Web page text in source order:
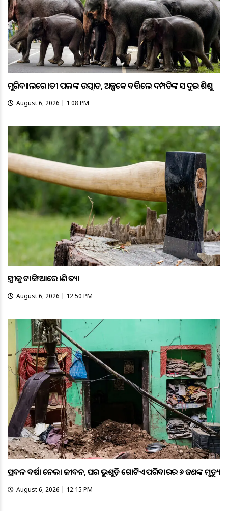
ମୁରିବାହାଲରେ ହାତୀ ପଲଙ୍କ ଉତ୍ପାତ, ଅଳ୍ପକେ ବର୍ତ୍ତିଲେ ଦମ୍ପତିଙ୍କ ସହ ଦୁଇ ଶିଶୁ
August 6, 2026 | 1:08 PM
ସ୍ତ୍ରୀକୁ ଟାଙ୍ଗିଆରେ ହାଣି ହତ୍ୟା
August 6, 2026 | 12:50 PM
ପ୍ରବଳ ବର୍ଷା ନେଲା ଜୀବନ, ଘର ଭୁଶୁଡ଼ି ଗୋଟିଏ ପରିବାରର ୬ ଜଣଙ୍କ ମୃତ୍ୟୁ
August 6, 2026 | 12:15 PM